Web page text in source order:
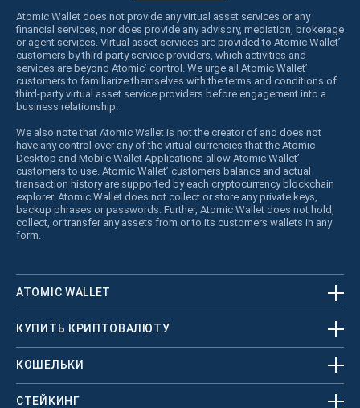
Atomic Wallet does not provide any virtual asset services or any
financial services, nor does provide any advisory, mediation, brokerage
or agent services. Virtual asset services are provided to Atomic Wallet’
customers by third party service providers, which activities and
services are beyond Atomic’ control. We urge all Atomic Wallet’
customers to familiarize themselves with the terms and conditions of
third-party virtual asset service providers before engagement into a
business relationship.
We also note that Atomic Wallet is not the creator of and does not
have any control over any of the virtual currencies that the Atomic
Desktop and Mobile Wallet Applications allow Atomic Wallet’
customers to use. Atomic Wallet’ customers balance and actual
transaction history are supported by each cryptocurrency blockchain
explorer. Atomic Wallet does not collect or store any private keys,
backup phrases or passwords. Further, Atomic Wallet does not hold,
collect, or transfer any assets from or to its customers wallets in any
form.
ATOMIC WALLET
КУПИТЬ КРИПТОВАЛЮТУ
КОШЕЛЬКИ
СТЕЙКИНГ